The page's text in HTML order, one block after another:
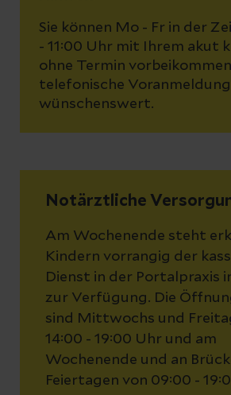
Sie können Mo - Fr in der
- 11:00 Uhr mit Ihrem akut
ohne Termin
telefonische
wünschenswert.
Notärztliche
Am Wochenende steht
Kindern vorrangig der
Dienst in der Portalpraxis
zur Verfügung. Die
sind Mittwochs und
14:00 - 19:00 Uhr und am
Wochenende und an
Feiertagen von 09:00 -